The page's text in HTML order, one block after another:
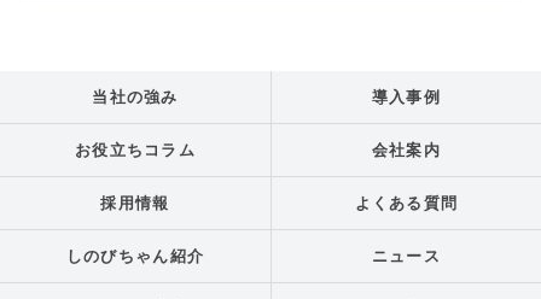
当社の強み 導入事例
お役立ちコラム 会社案内
採用情報 よくある質問
しのびちゃん紹介 ニュース